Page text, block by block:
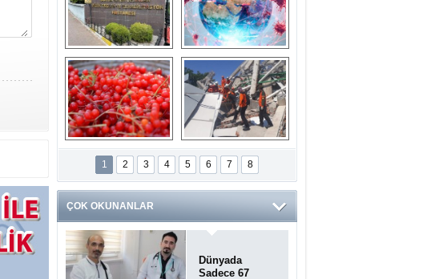
Ve burası da bir
devlet hastanesi
14 soruda
Koronavirüs
hakkında kendinizi
test edin...
Gilaburu meyvesi
kanserden koruyor
Endonezya’daki
deprem: Ölü sayısı
bin 203'e yükseldi
1 2 3 4 5 6 7 8
ÇOK OKUNANLAR
Dünyada
Sadece 67